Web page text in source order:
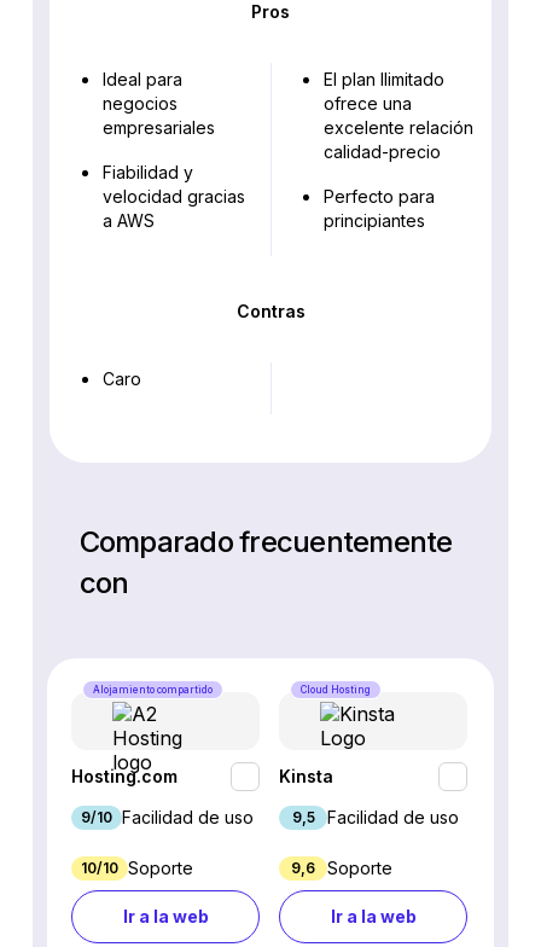
Pros
Ideal para
negocios
empresariales
Fiabilidad y
velocidad gracias
a AWS
El plan Ilimitado
ofrece una
excelente relación
calidad-precio
Perfecto para
principiantes
Contras
Caro
Comparado frecuentemente
con
Alojamiento compartido
Hosting.com
9/10 Facilidad de uso
10/10 Soporte
Ir a la web
Cloud Hosting
Kinsta
9,5 Facilidad de uso
9,6 Soporte
Ir a la web